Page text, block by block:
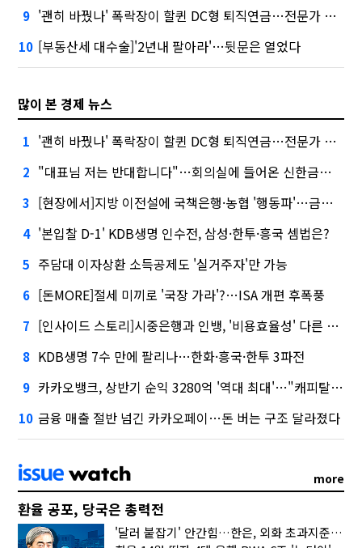
9 '괜히 바꿨나' 폭락장이 할퀸 DC형 퇴직연금…전문가 조언은
10 [부동산세 대수술]'2년내 팔아라'…뒷문은 열었다
많이 본 경제 뉴스
1 '괜히 바꿨나' 폭락장이 할퀸 DC형 퇴직연금…전문가 조언은
2 "대표님 저는 반대합니다"…회의실에 들어온 신한금융 AI
3 [현장에서]지방 이전설에 국책은행·농협 '행동파'…금감원 '신중모드'
4 '본입찰 D-1' KDB생명 인수전, 삼성·한투·흥국 셈법은?
5 주담대 이자상환 소득공제도 '실거주자'만 가능
6 [돈MORE]절세 미끼로 '국장 가라'?…ISA 개편 후폭풍
7 [인사이드 스토리]시중은행과 인뱅, '비용효율성' 다른 잣대 왜?
8 KDB생명 7수 만에 팔리나…한화·흥국·한투 3파전
9 카카오뱅크, 상반기 순익 3280억 '역대 최대'…"캐피탈, 자산 1조원 이상"
10 금융 매출 절반 넘긴 카카오페이…돈 버는 구조 달라졌다
more
환율 공포, 당국은 총력전
'달러 붙잡기' 안간힘…한은, 외화 초과지준에 이자 6개월 더